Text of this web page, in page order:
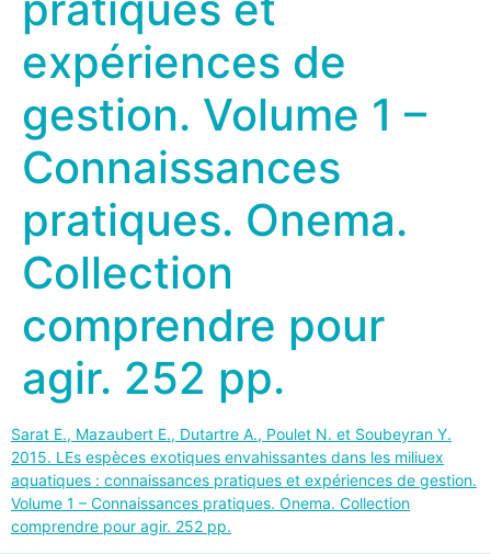
expériences de
gestion. Volume 1 –
Connaissances
pratiques. Onema.
Collection
comprendre pour
agir. 252 pp.
Sarat E., Mazaubert E., Dutartre A., Poulet N. et Soubeyran Y.
2015. LEs espèces exotiques envahissantes dans les miliuex
aquatiques : connaissances pratiques et expériences de gestion.
Volume 1 – Connaissances pratiques. Onema. Collection
comprendre pour agir. 252 pp.